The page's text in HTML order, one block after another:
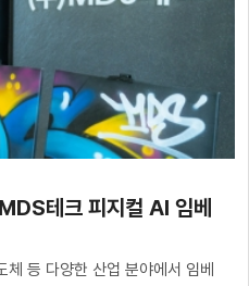
테크 피지컬 AI 임베
체 등 다양한 산업 분야에서 임베